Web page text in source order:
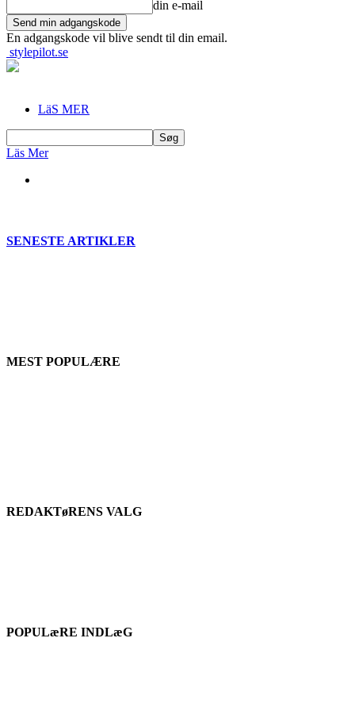
din e-mail
En adgangskode vil blive sendt til din email.
stylepilot.se
LäS MER
Läs Mer
SENESTE ARTIKLER
MEST POPULÆRE
REDAKTøRENS VALG
POPULæRE INDLæG